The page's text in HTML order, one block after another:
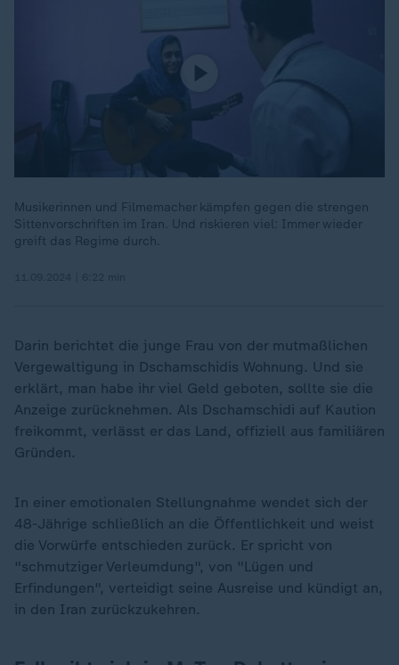
Musikerinnen und Filmemacher kämpfen gegen die strengen
Sittenvorschriften im Iran. Und riskieren viel: Immer wieder
greift das Regime durch.
Darin berichtet die junge Frau von der mutmaßlichen
Vergewaltigung in Dschamschidis Wohnung. Und sie
erklärt, man habe ihr viel Geld geboten, sollte sie die
Anzeige zurücknehmen. Als Dschamschidi auf Kaution
freikommt, verlässt er das Land, offiziell aus familiären
Gründen.
In einer emotionalen Stellungnahme wendet sich der
48-Jährige schließlich an die Öffentlichkeit und weist
die Vorwürfe entschieden zurück. Er spricht von
"schmutziger Verleumdung", von "Lügen und
Erfindungen", verteidigt seine Ausreise und kündigt an,
in den Iran zurückzukehren.